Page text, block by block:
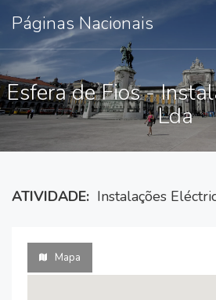
Páginas Nacionais
Esfera de Fios -
Lda
ATIVIDADE: Instalações
Mapa